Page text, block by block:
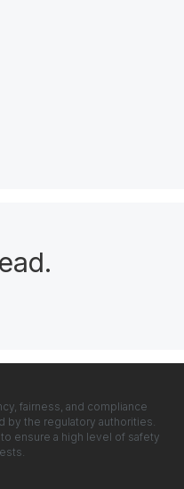
.
fairness, and compliance
by the regulatory authorities.
ensure a high level of safety